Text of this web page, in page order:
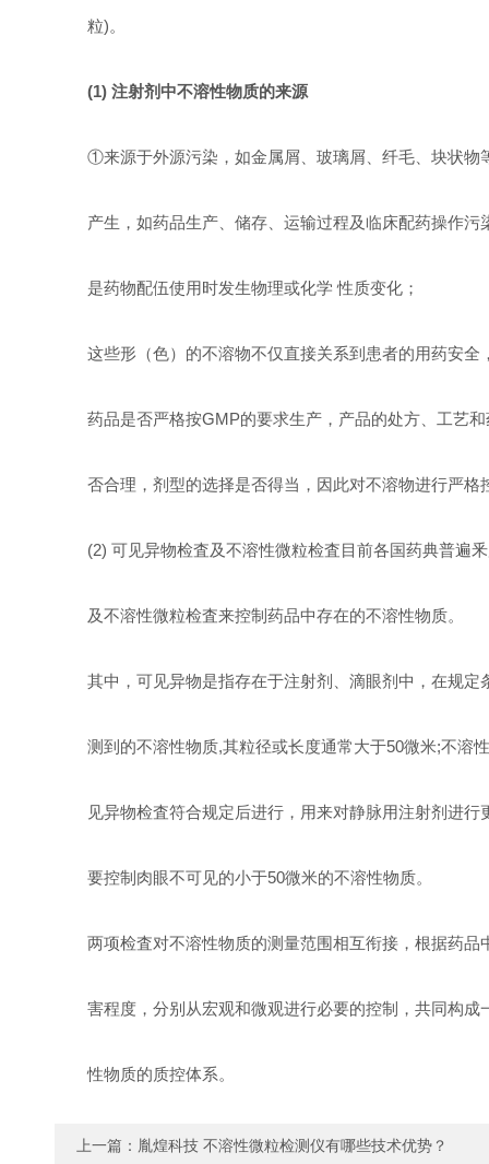
粒)。
(1) 注射剂中不溶性物质的来源
①来源于外源污染，如金属屑、玻璃屑、纤毛、块状
产生，如药品生产、储存、运输过程及临床配药操作污
是药物配伍使用时发生物理或化学 性质变化；
这些形（色）的不溶物不仅直接关系到患者的用药安全
药品是否严格按GMP的要求生产，产品的处方、工艺
否合理，剂型的选择是否得当，因此对不溶物进行严格
(2) 可见异物检査及不溶性微粒检査目前各国药典普遍
及不溶性微粒检査来控制药品中存在的不溶性物质。
其中，可见异物是指存在于注射剂、滴眼剂中，在规定
测到的不溶性物质,其粒径或长度通常大于50微米;不溶
见异物检査符合规定后进行，用来对静脉用注射剂进行
要控制肉眼不可见的小于50微米的不溶性物质。
两项检査对不溶性物质的测量范围相互衔接，根据药品
害程度，分别从宏观和微观进行必要的控制，共同构成
性物质的质控体系。
上一篇： 胤煌科技 不溶性微粒检测仪有哪些技术优势？